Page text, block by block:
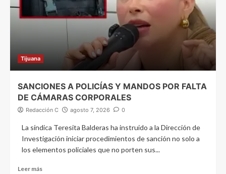
Tijuana
SANCIONES A POLICÍAS Y MANDOS POR FALTA
DE CÁMARAS CORPORALES
Redacción C agosto 7, 2026 0
La síndica Teresita Balderas ha instruido a la Dirección de
Investigación iniciar procedimientos de sanción no solo a
los elementos policiales que no porten sus...
Leer más